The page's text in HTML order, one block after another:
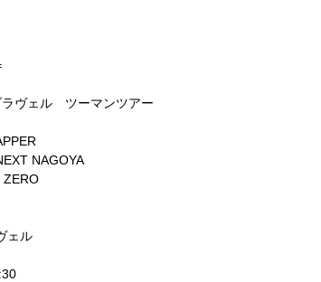
ラヴェル ツーマンツアー
NAGOYA
ZERO
ェル